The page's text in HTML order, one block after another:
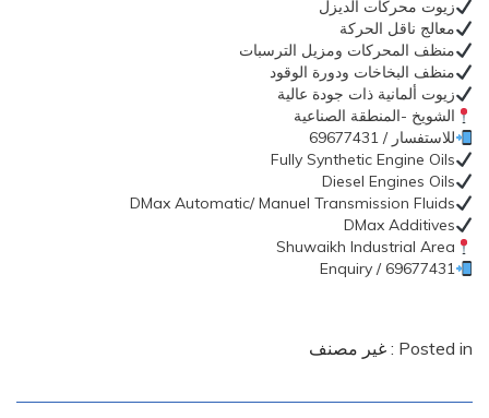
زيوت محركات الديزل
معالج ناقل الحركة
منظف المحركات ومزيل الترسبات
منظف البخاخات ودورة الوقود
زيوت ألمانية ذات جودة عالية
الشويخ -المنطقة الصناعية
للاستفسار / 69677431
Fully Synthetic Engine Oils
Diesel Engines Oils
DMax Automatic/ Manuel Transmission Fluids
DMax Additives
Shuwaikh Industrial Area
Enquiry / 69677431
Posted in : غير مصنف